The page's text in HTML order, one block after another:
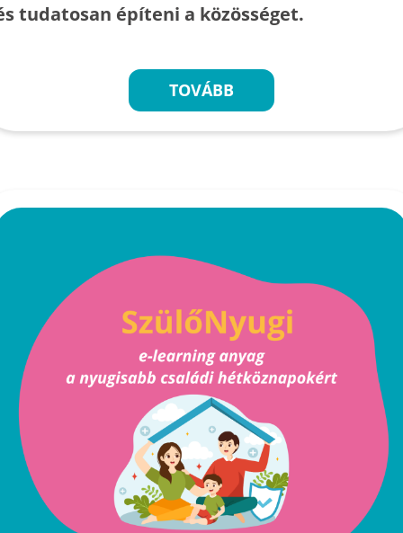
tudatosan építeni a közösséget.
TOVÁBB